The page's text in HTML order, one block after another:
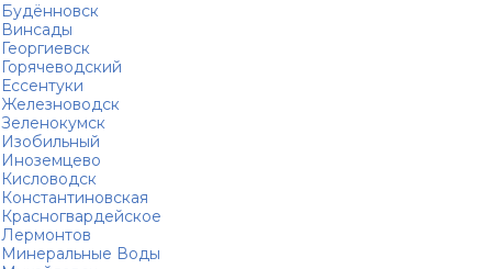
Будённовск
Винсады
Георгиевск
Горячеводский
Ессентуки
Железноводск
Зеленокумск
Изобильный
Иноземцево
Кисловодск
Константиновская
Красногвардейское
Лермонтов
Минеральные Воды